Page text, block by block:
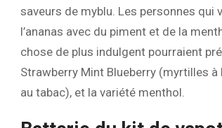
saveurs de myblu. Les personnes qui
l’ananas avec du piment et de la
chose de plus indulgent pourraient
Strawberry Mint Blueberry (myrtilles
au tabac), et la variété menthol.